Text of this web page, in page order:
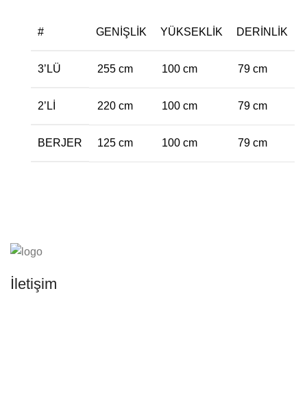
# GENIŞLIK YÜKSEKLIK DERINLIK
3’LÜ 255 cm 100 cm 79 cm
2’LI 220 cm 100 cm 79 cm
BERJER 125 cm 100 cm 79 cm
İletişim